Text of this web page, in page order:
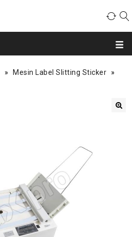
» Mesin Label Slitting Sticker
»